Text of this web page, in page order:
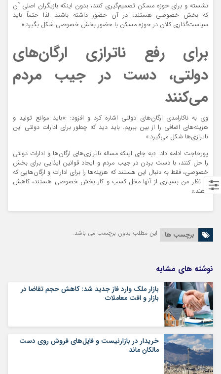
نشسته و برای حوزه مسکن تصمیم‌گیری کنند، بدون اینکه بازیگران اصلی‌ آن
که بخش خصوصی هستند، در آن حضور داشته باشند. لذا حتماً باید
سیاست‌گذاری کلان در حوزه مسکن با حضور بخش خصوصی شکل بگیرد.»
برای رفع ناترازی ارگان‌های
دولتی، دست در جیب مردم
می‌کنند
وی به ناکارامدی ارگان‌های دولتی اشاره کرد و افزود: :«باید موانع تولید و
هزینه‌های اضافی را از بین ببریم. باید دید که چطور برای ادارات دولتی این
ناترازی‌ها شکل می‌گیرد.»
پورحاجت ادامه داد: «به جای اینکه مساله ناترازی‌های ارگان‌ها و ادارات دولتی
را حل کنند، با دست بردن در جیب مردم و ایجاد قوانین ایذایی برای بخش
خصوصی، فقط به دنبال این هستند که هزینه‌ها را برای ادارات و ارگان‌هایی که
به نظر من بسیاری از آنها مخل کسب و کار بخش خصوصی هستند، کاهش
دهند.»
برچسب ها این مطلب بدون برچسب می باشد.
نوشته های مشابه
بازار ملک وارد فاز جدید شد: کاهش حجم تقاضا در
بازار و افت معاملات
خریدار در بازارنیست و فایل‌های فروش روی دست
مالکان ماند